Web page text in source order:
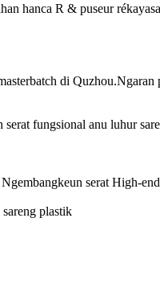
hanca R & puseur
di
fungsional anu luhur
serat High-
plastik